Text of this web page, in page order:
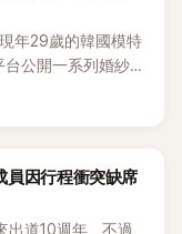
年29歲的韓國模特
台公開一系列婚紗
不少曾追看節目的
員因行程衝突缺席
出道10週年，不過